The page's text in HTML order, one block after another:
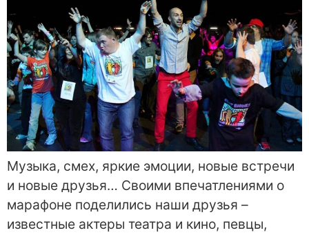
Музыка, смех, яркие эмоции, новые встречи
и новые друзья… Своими впечатлениями о
марафоне поделились наши друзья –
известные актеры театра и кино, певцы,